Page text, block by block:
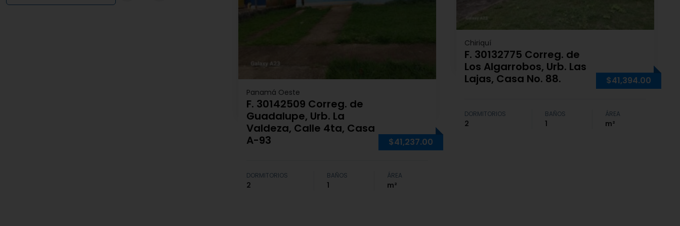
Panamá Oeste
F. 30142509 Correg. de
Guadalupe, Urb. La
Valdeza, Calle 4ta, Casa
A-93
$41,237.00
DORMITORIOS
2
BAÑOS
1
ÁREA
m²
Chiriquí
F. 30132775 Correg. de
Los Algarrobos, Urb. Las
Lajas, Casa No. 88.
$41,394.00
DORMITORIOS
2
BAÑOS
1
ÁREA
m²